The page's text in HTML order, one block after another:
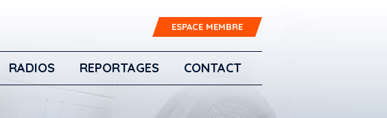
ESPACE MEMBRE
RADIOS REPORTAGES CONTACT